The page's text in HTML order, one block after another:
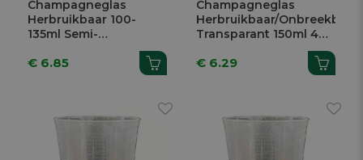
Champagneglas
Herbruikbaar 100-
135ml Semi-
Stuks
€ 6.85
Champagneglas
Herbruikbaar/Onbreekbaar
Transparant 150ml 4
€ 6.29